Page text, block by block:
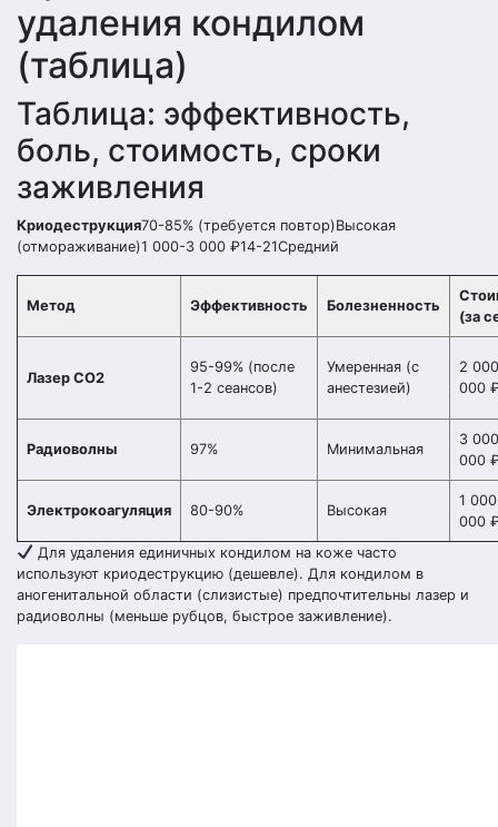
удаления кондилом
(таблица)
Таблица: эффективность,
боль, стоимость, сроки
заживления
Криодеструкция70-85% (требуется повтор)Высокая
(отмораживание)1 000-3 000 ₽14-21Средний
Метод Эффективность Болезненность
(за
Лазер CO2
95-99% (после
1-2 сеансов)
Умеренная (с
анестезией)
2
000
Радиоволны 97% Минимальная
3
000
Электрокоагуляция 80-90% Высокая
1
000
Для удаления единичных кондилом на коже часто
используют криодеструкцию (дешевле). Для кондилом в
аногенитальной области (слизистые) предпочтительны лазер и
радиоволны (меньше рубцов, быстрое заживление).